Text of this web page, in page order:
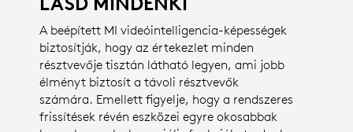
A beépített MI videóintelligencia-képességek
biztosítják, hogy az értekezlet minden
résztvevője tisztán látható legyen, ami jobb
élményt biztosít a távoli résztvevők
számára. Emellett figyelje, hogy a rendszeres
frissítések révén eszközei egyre okosabbak